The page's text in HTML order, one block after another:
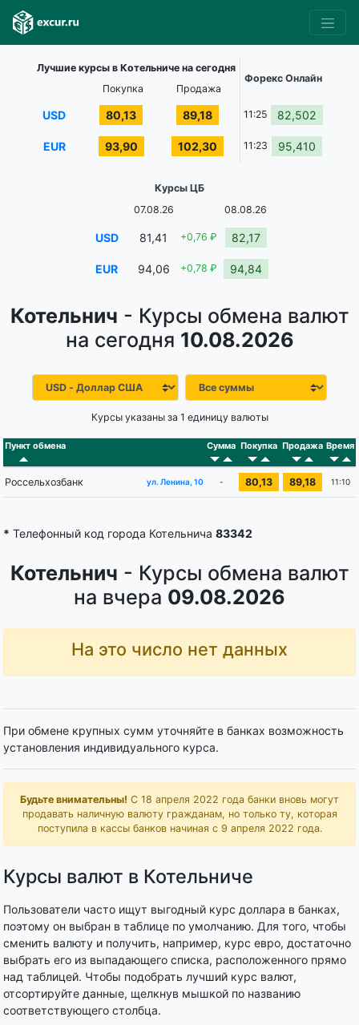
Котельнич - Курсы обмена валют
на сегодня 10.08.2026
Курсы указаны за 1 единицу валюты
Пункт обмена Сумма Покупка Продажа Время
Россельхозбанк ул. Ленина, 10 - 80,13 89,18 11:10
* Телефонный код города Котельнича 83342
Котельнич - Курсы обмена валют
на вчера 09.08.2026
На это число нет данных
При обмене крупных сумм уточняйте в банках возможность
установления индивидуального курса.
Будьте внимательны! С 18 апреля 2022 года банки вновь могут
продавать наличную валюту гражданам, но только ту, которая
поступила в кассы банков начиная с 9 апреля 2022 года.
Курсы валют в Котельниче
Пользователи часто ищут выгодный курс доллара в банках,
поэтому он выбран в таблице по умолчанию. Для того, чтобы
сменить валюту и получить, например, курс евро, достаточно
выбрать его из выпадающего списка, расположенного прямо
над таблицей. Чтобы подобрать лучший курс валют,
отсортируйте данные, щелкнув мышкой по названию
соответствующего столбца.
Лучшие курсы в Котельниче на сегодня
Форекс Онлайн
Покупка
Продажа
USD 80,13 89,18 11:25 82,502
EUR 93,90 102,30 11:23 95,410
Курсы ЦБ
07.08.26
08.08.26
USD 81,41 +0,76 ₽ 82,17
EUR 94,06 +0,78 ₽ 94,84